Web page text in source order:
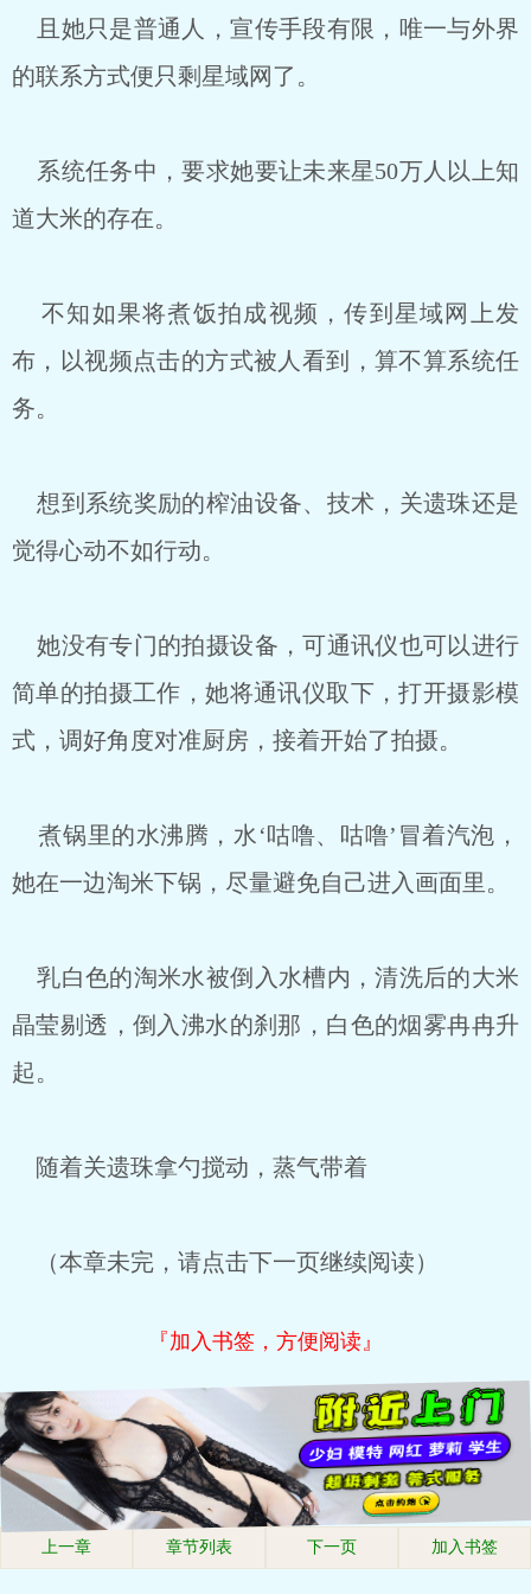
且她只是普通人，宣传手段有限，唯一与外界
的联系方式便只剩星域网了。
系统任务中，要求她要让未来星50万人以上知
道大米的存在。
不知如果将煮饭拍成视频，传到星域网上发
布，以视频点击的方式被人看到，算不算系统任
务。
想到系统奖励的榨油设备、技术，关遗珠还是
觉得心动不如行动。
她没有专门的拍摄设备，可通讯仪也可以进行
简单的拍摄工作，她将通讯仪取下，打开摄影模
式，调好角度对准厨房，接着开始了拍摄。
煮锅里的水沸腾，水‘咕噜、咕噜’冒着汽泡，
她在一边淘米下锅，尽量避免自己进入画面里。
乳白色的淘米水被倒入水槽内，清洗后的大米
晶莹剔透，倒入沸水的刹那，白色的烟雾冉冉升
起。
随着关遗珠拿勺搅动，蒸气带着
（本章未完，请点击下一页继续阅读）
『加入书签，方便阅读』
上一章 章节列表 下一页 加入书签